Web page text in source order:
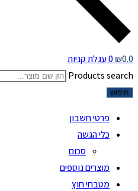
₪0.0
0 עגלת קניות
Products search
חיפוש
פרטי חשבון
כלי הגשה
סכום
מוצרים נוספים
מטבחי חוץ